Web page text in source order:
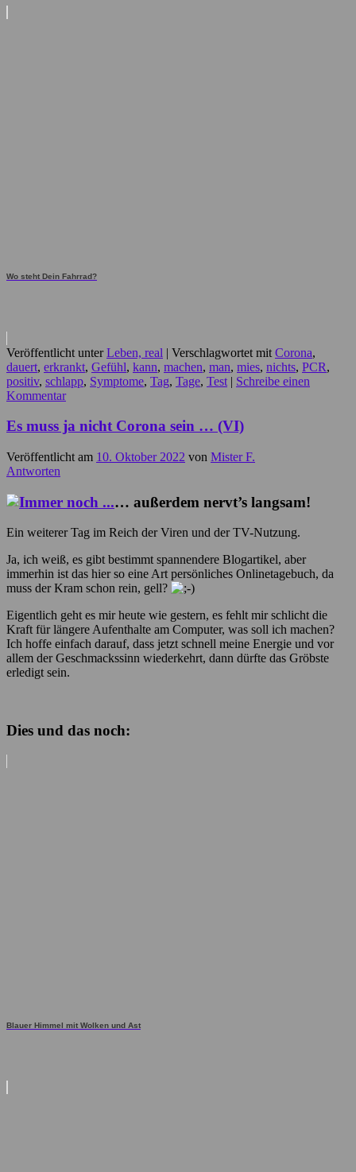
Wo steht Dein Fahrrad?
Veröffentlicht unter Leben, real | Verschlagwortet mit Corona,
dauert, erkrankt, Gefühl, kann, machen, man, mies, nichts, PCR,
positiv, schlapp, Symptome, Tag, Tage, Test | Schreibe einen
Kommentar
Es muss ja nicht Corona sein … (VI)
Veröffentlicht am 10. Oktober 2022 von Mister F.
Antworten
… außerdem nervt’s langsam!
Ein weiterer Tag im Reich der Viren und der TV-Nutzung.
Ja, ich weiß, es gibt bestimmt spannendere Blogartikel, aber
immerhin ist das hier so eine Art persönliches Onlinetagebuch, da
muss der Kram schon rein, gell?
Eigentlich geht es mir heute wie gestern, es fehlt mir schlicht die
Kraft für längere Aufenthalte am Computer, was soll ich machen?
Ich hoffe einfach darauf, dass jetzt schnell meine Energie und vor
allem der Geschmackssinn wiederkehrt, dann dürfte das Gröbste
erledigt sein.
Dies und das noch:
Blauer Himmel mit Wolken und Ast